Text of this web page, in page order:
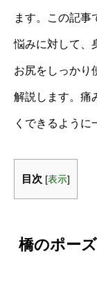
ます。この記事
悩みに対して、
お尻をしっかり
解説します。痛
くできるように
目次 [表示]
橋のポー